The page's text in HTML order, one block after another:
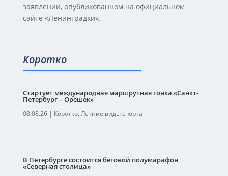
заявлении, опубликованном на официальном
сайте «Ленинградки».
Коротко
Стартует международная маршрутная гонка «Санкт-
Петербург – Орешек»
08.08.26| Коротко, Летние виды спорта
В Петербурге состоится беговой полумарафон
«Северная столица»